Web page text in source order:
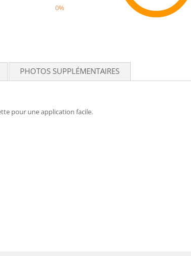
0%
PHOTOS SUPPLÉMENTAIRES
pour une application facile.